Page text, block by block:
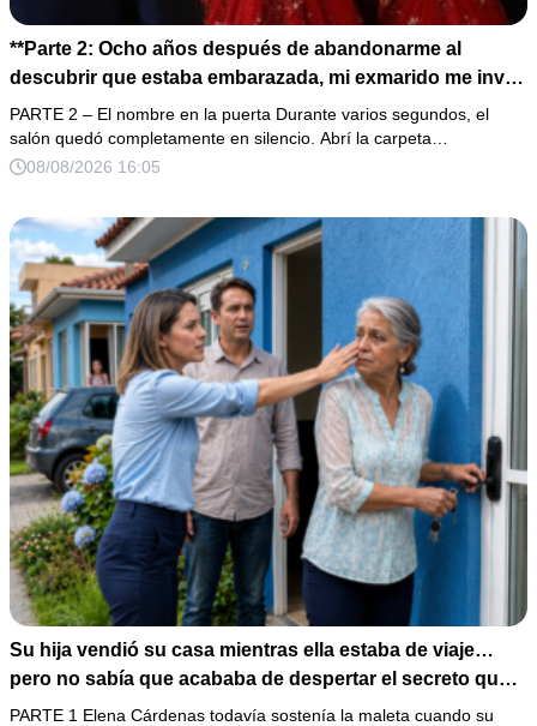
**Parte 2: Ocho años después de abandonarme al
descubrir que estaba embarazada, mi exmarido me invitó
a la cena de Navidad convencido de que podría burlarse
de la mujer a la que creía una fracasada y sin hijos. Lo
que jamás imaginó fue que esa noche sería él quien
PARTE 2 – El nombre en la puerta Durante varios segundos, el
salón quedó completamente en silencio. Abrí la carpeta…
08/08/2026 16:05
Su hija vendió su casa mientras ella estaba de viaje…
pero no sabía que acababa de despertar el secreto que
su padre dejó antes de morir
PARTE 1 Elena Cárdenas todavía sostenía la maleta cuando su